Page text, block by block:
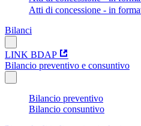
Atti di concessione - in
Bilanci
LINK BDAP
Bilancio preventivo e consuntivo
Bilancio preventivo
Bilancio consuntivo